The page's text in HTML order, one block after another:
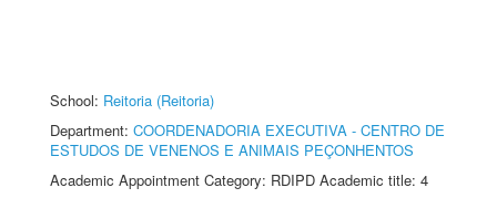
School: Reitoria (Reitoria)
Department: COORDENADORIA EXECUTIVA - CENTRO DE
ESTUDOS DE VENENOS E ANIMAIS PEÇONHENTOS
Academic Appointment Category: RDIPD Academic title: 4